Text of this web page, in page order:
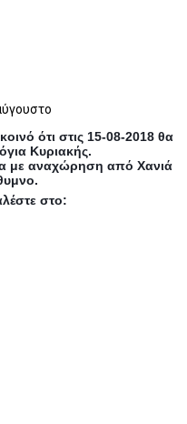
ότι στις 15-08-2018 θα
Κυριακής.
με αναχώρηση από Χανιά
στο: